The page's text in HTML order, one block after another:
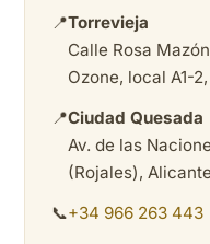
📍Torrevieja
Calle Rosa
Ozone, local A1-
📍Ciudad Quesada
Av. de las
(Rojales), Alicante
📞+34 966 263 443